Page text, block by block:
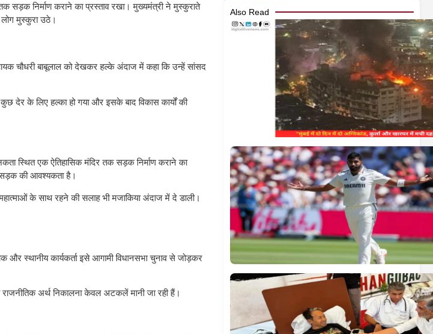
सड़क निर्माण कराने का प्रस्ताव रखा। मुख्यमंत्री ने मुस्कुराते
मुस्कुरा उठे।
चौधरी बाबूलाल को देखकर हल्के अंदाज में कहा कि उन्हें सांसद
देर के लिए हल्का हो गया और इसके बाद विकास कार्यों की
स्थित एक ऐतिहासिक मंदिर तक सड़क निर्माण कराने का
सड़क की आवश्यकता है।
के साथ रहने की सलाह भी मजाकिया अंदाज में दे डाली।
और स्थानीय कार्यकर्ता इसे आगामी विधानसभा चुनाव से जोड़कर
अर्थ निकालना केवल अटकलें मानी जा रही हैं।
Also Read